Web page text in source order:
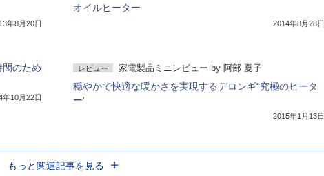
年8月20日
オイルヒーター
2014年8月28日
のため
年10月22日
レビュー 家電製品ミニレビュー by 阿部 夏子
穏やかで快適な暖かさを実現するデロンギ“究極のヒータ
ー”
2015年1月13日
もっと関連記事を見る